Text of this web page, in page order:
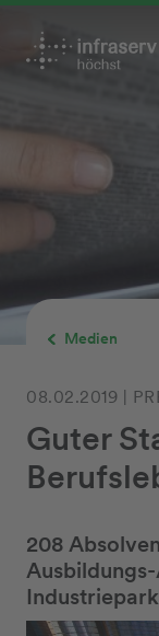
Medien
08.02.2019 |
Guter
208